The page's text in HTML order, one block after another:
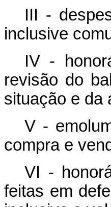
III -
inclusive
IV -
revisão do
situação e da
V -
compra e
VI -
feitas em